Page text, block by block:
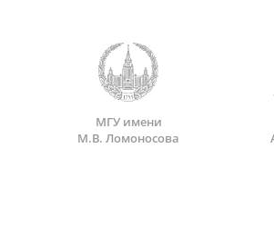
МГУ имени
М.В. Ломоносова